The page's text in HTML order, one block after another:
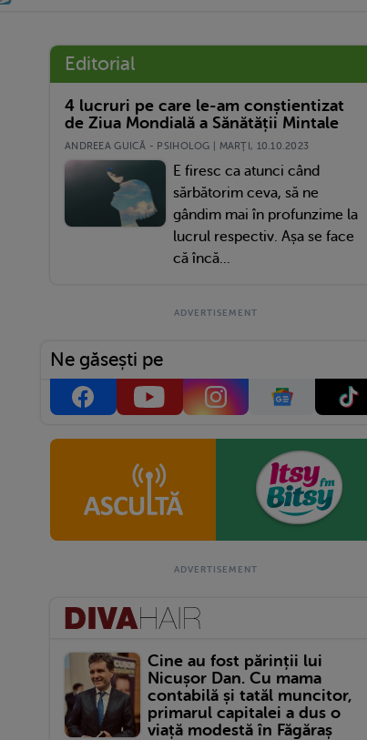
Un Copil
Editorial
4 lucruri pe care le-am conștientizat
de Ziua Mondială a Sănătății Mintale
ANDREEA GUICĂ - PSIHOLOG | MARŢI, 10.10.2023
E firesc ca atunci când
sărbătorim ceva, să ne
gândim mai în profunzime la
lucrul respectiv. Așa se face
că încă...
Ne găsești pe
Cine au fost părinții lui
Nicușor Dan. Cu mama
contabilă și tatăl muncitor,
primarul capitalei a dus o
viață modestă în Făgăraș